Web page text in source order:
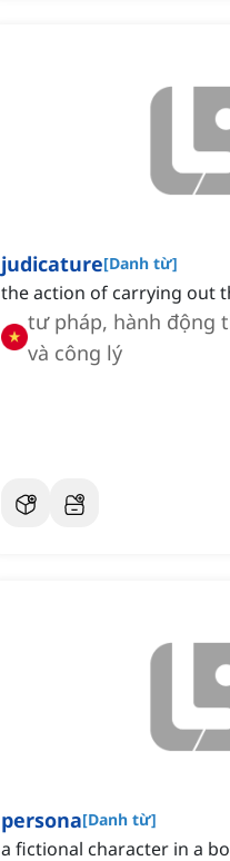
judicature[Danh từ]
the action of carrying out
tư pháp, hành động
và công lý
persona[Danh từ]
a fictional character in a